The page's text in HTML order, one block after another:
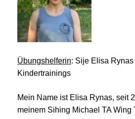
Übungshelferin: Sije Elisa
Kindertrainings
Mein Name ist Elisa Rynas, seit
meinem Sihing Michael TA Wing